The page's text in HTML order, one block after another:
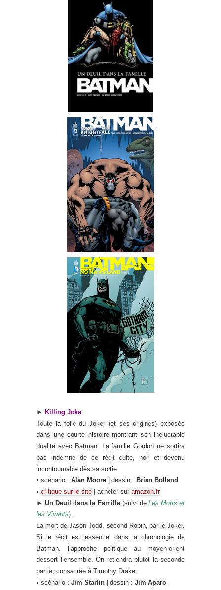
► Killing Joke
Toute la folie du Joker (et ses origines) exposée
dans une courte histoire montrant son inéluctable
dualité avec Batman. La famille Gordon ne sortira
pas indemne de ce récit culte, noir et devenu
incontournable dès sa sortie.
• scénario : Alan Moore | dessin : Brian Bolland
• critique sur le site | acheter sur amazon.fr
►Un Deuil dans la Famille (suivi de Les Morts et
les Vivants).
La mort de Jason Todd, second Robin, par le Joker.
Si le récit est essentiel dans la chronologie de
Batman, l’approche politique au moyen-orient
dessert l’ensemble. On retiendra plutôt la seconde
partie, consacrée à Timothy Drake.
• scénario : Jim Starlin | dessin : Jim Aparo